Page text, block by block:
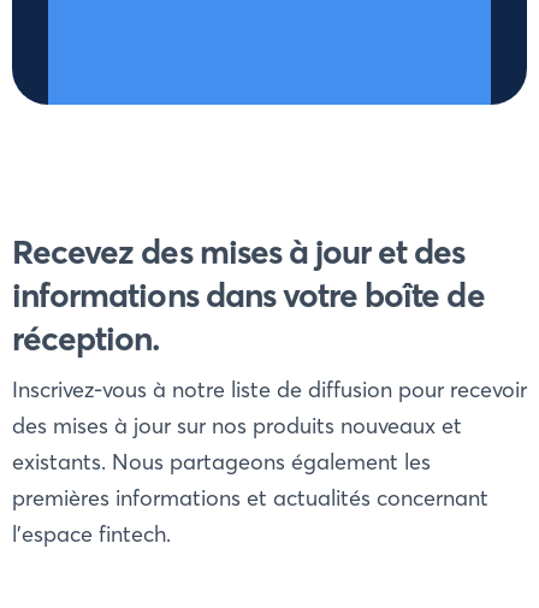
Recevez des mises à jour et des
informations dans votre boîte de
réception.
Inscrivez-vous à notre liste de diffusion pour recevoir
des mises à jour sur nos produits nouveaux et
existants. Nous partageons également les
premières informations et actualités concernant
l'espace fintech.